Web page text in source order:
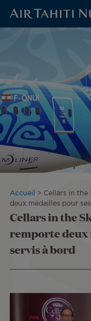
Fil
d'Ariane
Accueil
Cellars in the
deux médailles pour
Cellars in the
remporte deux
servis à bord